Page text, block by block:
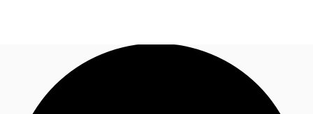
オフィス・事務所
お電話